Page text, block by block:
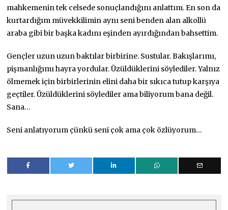
mahkemenin tek celsede sonuçlandığını anlattım. En son da
kurtardığım müvekkilimin aynı seni benden alan alkollü
araba gibi bir başka kadını eşinden ayırdığından bahsettim.
Gençler uzun uzun baktılar birbirine. Sustular. Bakışlarımı,
pişmanlığımı hayra yordular. Üzüldüklerini söylediler. Yalnız
ölmemek için birbirlerinin elini daha bir sıkıca tutup karşıya
geçtiler. Üzüldüklerini söylediler ama biliyorum bana değil.
Sana…
Seni anlatıyorum çünkü seni çok ama çok özlüyorum…